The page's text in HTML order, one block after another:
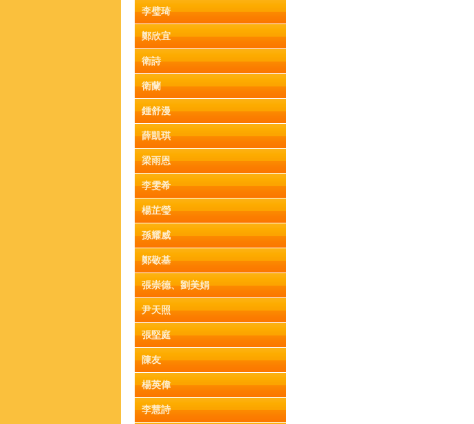
李璧琦
鄭欣宜
衛詩
衛蘭
鍾舒漫
薛凱琪
梁雨恩
李雯希
楊芷瑩
孫耀威
鄭敬基
張崇德、劉美娟
尹天照
張堅庭
陳友
楊英偉
李慧詩